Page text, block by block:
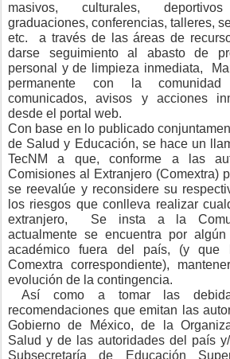
masivos, culturales,
graduaciones, conferencias, talleres,
etc.
a través de las áreas de
darse seguimiento al abasto de
personal y de limpieza inmediata,
permanente con la comunidad
comunicados, avisos y acciones
desde el portal web.
Con base en lo publicado
de Salud y Educación, se hace un
TecNM a que, conforme a las
Comisiones al Extranjero (Comextra)
se reevalúe y reconsidere su
los riesgos que conlleva realizar
extranjero,
Se insta a la
actualmente se encuentra por
académico fuera del país, (y que
Comextra correspondiente),
evolución de la contingencia.
Así como a tomar las
recomendaciones que emitan las
Gobierno de México, de la
Salud y de las autoridades del país
Subsecretaría de Educación